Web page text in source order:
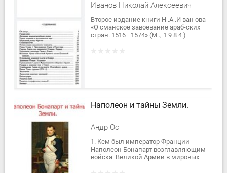
Иванов Николай Алексеевич
Второе издание книги Н .А .И ван ова
«О сманское завоевание араб-ских
стран. 1516—1574» (М ., 1 9 8 4 )
Наполеон и тайны Земли.
Андр Ост
1. Кем был император Франции
Наполеон Бонапарт возглавляющим
войска Великой Армии в мировых